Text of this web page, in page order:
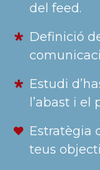
del feed.
Definició
Estudi
l’abast i
Estratègia
teus